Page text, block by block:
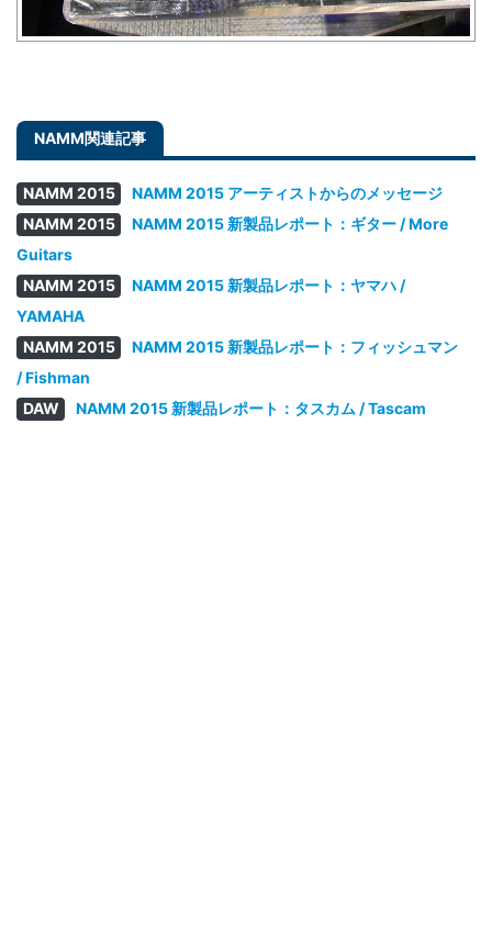
NAMM 2015
NAMM 2015 アーティストからのメッセージ
NAMM 2015
NAMM 2015 新製品レポート：ギター / More
Guitars
NAMM 2015
NAMM 2015 新製品レポート：ヤマハ /
YAMAHA
NAMM 2015
NAMM 2015 新製品レポート：フィッシュマン
/ Fishman
DAW
NAMM 2015 新製品レポート：タスカム / Tascam